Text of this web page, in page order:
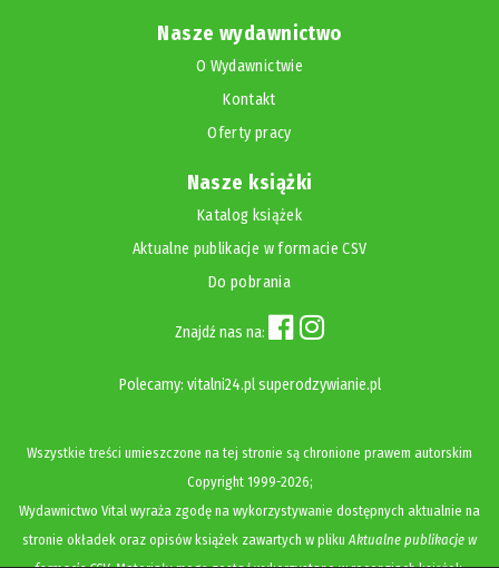
Nasze wydawnictwo
O Wydawnictwie
Kontakt
Oferty pracy
Nasze książki
Katalog książek
Aktualne publikacje w formacie CSV
Do pobrania
Znajdź nas na:
Polecamy: vitalni24.pl superodzywianie.pl
Wszystkie treści umieszczone na tej stronie są chronione prawem autorskim
Copyright1999-2026;
Wydawnictwo Vital wyraża zgodę na wykorzystywanie dostępnych aktualnie na
stronie okładek oraz opisów książek zawartych w pliku Aktualne publikacje w